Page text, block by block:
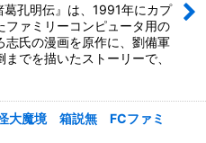
葛孔明伝』は、1991年にカプ
ファミリーコンピュータ用の
志氏の漫画を原作に、劉備軍
でを描いたストーリーで、
大魔境 箱説無 FCファミ